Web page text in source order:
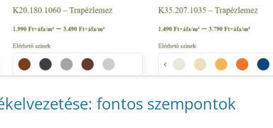
fontos szempontok